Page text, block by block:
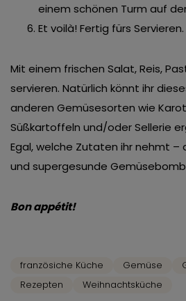
einem schönen Turm auf
Et voilà! Fertig fürs Servieren.
Mit einem frischen Salat, Reis,
servieren. Natürlich könnt ihr
anderen Gemüsesorten wie
Süßkartoffeln und/oder Sellerie
Egal, welche Zutaten ihr nehmt –
und supergesunde
Bon appétit!
französiche Küche Gemüse
Rezepten
Weihnachtsküche